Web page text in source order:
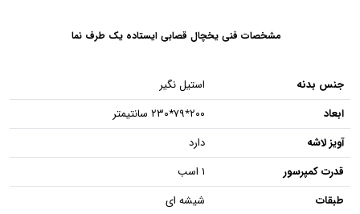
مشخصات فنی یخچال قصابی ایستاده یک طرف نما
جنس بدنه
استیل نگیر
ابعاد
۲۰۰٭۷۹*۲۳۰ سانتیمتر
آویز لاشه
دارد
قدرت کمپرسور
۱ اسب
طبقات
شیشه ای